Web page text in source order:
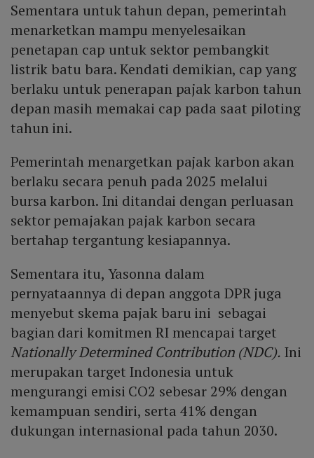
Sementara untuk tahun depan, pemerintah
menarketkan mampu menyelesaikan
penetapan cap untuk sektor pembangkit
listrik batu bara. Kendati demikian, cap yang
berlaku untuk penerapan pajak karbon tahun
depan masih memakai cap pada saat piloting
tahun ini.
Pemerintah menargetkan pajak karbon akan
berlaku secara penuh pada 2025 melalui
bursa karbon. Ini ditandai dengan perluasan
sektor pemajakan pajak karbon secara
bertahap tergantung kesiapannya.
Sementara itu, Yasonna dalam
pernyataannya di depan anggota DPR juga
menyebut skema pajak baru ini sebagai
bagian dari komitmen RI mencapai target
Nationally Determined Contribution (NDC). Ini
merupakan target Indonesia untuk
mengurangi emisi CO2 sebesar 29% dengan
kemampuan sendiri, serta 41% dengan
dukungan internasional pada tahun 2030.